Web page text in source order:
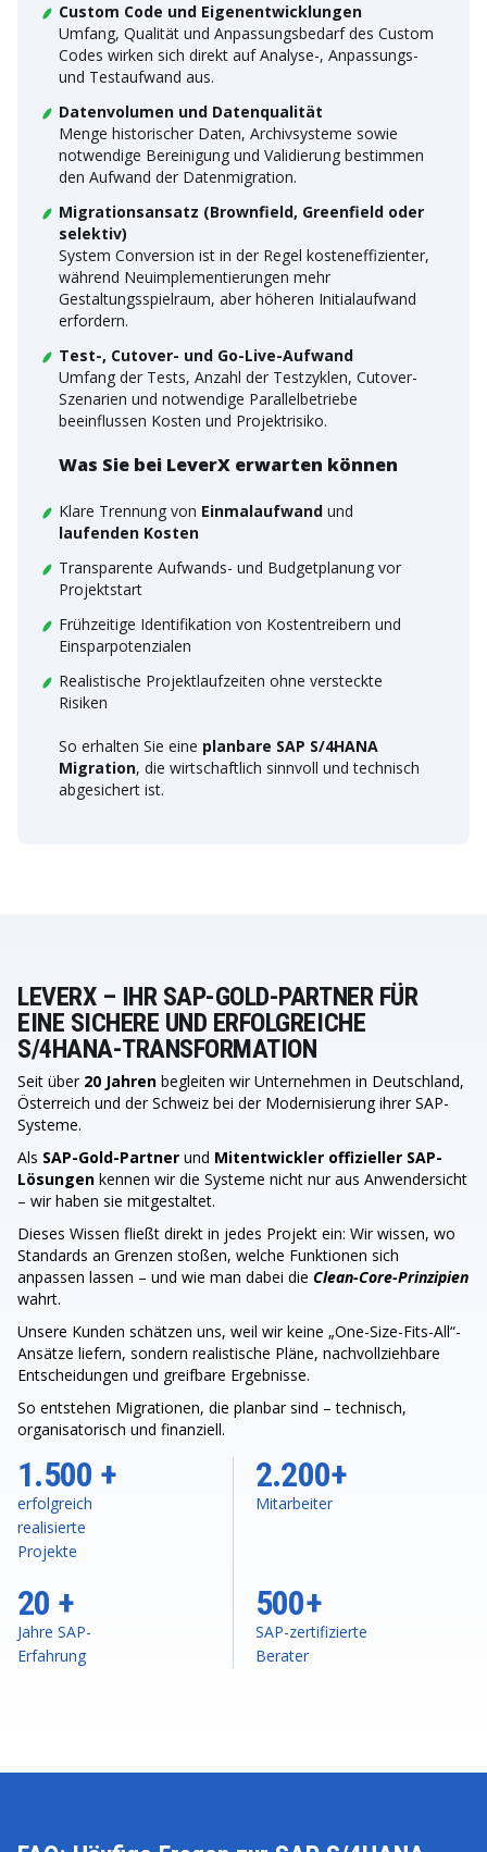
Custom Code und Eigenentwicklungen
Umfang, Qualität und Anpassungsbedarf des Custom
Codes wirken sich direkt auf Analyse-, Anpassungs-
und Testaufwand aus.
Datenvolumen und Datenqualität
Menge historischer Daten, Archivsysteme sowie
notwendige Bereinigung und Validierung bestimmen
den Aufwand der Datenmigration.
Migrationsansatz (Brownfield, Greenfield oder
selektiv)
System Conversion ist in der Regel kosteneffizienter,
während Neuimplementierungen mehr
Gestaltungsspielraum, aber höheren Initialaufwand
erfordern.
Test-, Cutover- und Go-Live-Aufwand
Umfang der Tests, Anzahl der Testzyklen, Cutover-
Szenarien und notwendige Parallelbetriebe
beeinflussen Kosten und Projektrisiko.
Was Sie bei LeverX erwarten können
Klare Trennung von Einmalaufwand und
laufenden Kosten
Transparente Aufwands- und Budgetplanung vor
Projektstart
Frühzeitige Identifikation von Kostentreibern und
Einsparpotenzialen
Realistische Projektlaufzeiten ohne versteckte
Risiken
So erhalten Sie eine planbare SAP S/4HANA
Migration, die wirtschaftlich sinnvoll und technisch
abgesichert ist.
LEVERX – IHR SAP-GOLD-PARTNER FÜR
EINE SICHERE UND ERFOLGREICHE
S/4HANA-TRANSFORMATION
Seit über 20 Jahren begleiten wir Unternehmen in Deutschland,
Österreich und der Schweiz bei der Modernisierung ihrer SAP-
Systeme.
Als SAP-Gold-Partner und Mitentwickler offizieller SAP-
Lösungen kennen wir die Systeme nicht nur aus Anwendersicht
– wir haben sie mitgestaltet.
Dieses Wissen fließt direkt in jedes Projekt ein: Wir wissen, wo
Standards an Grenzen stoßen, welche Funktionen sich
anpassen lassen – und wie man dabei die Clean-Core-Prinzipien
wahrt.
Unsere Kunden schätzen uns, weil wir keine „One-Size-Fits-All“-
Ansätze liefern, sondern realistische Pläne, nachvollziehbare
Entscheidungen und greifbare Ergebnisse.
So entstehen Migrationen, die planbar sind – technisch,
organisatorisch und finanziell.
20 +
Jahre SAP-
Erfahrung
1.500 +
erfolgreich
realisierte
Projekte
2.200+
Mitarbeiter
500+
SAP-zertifizierte
Berater